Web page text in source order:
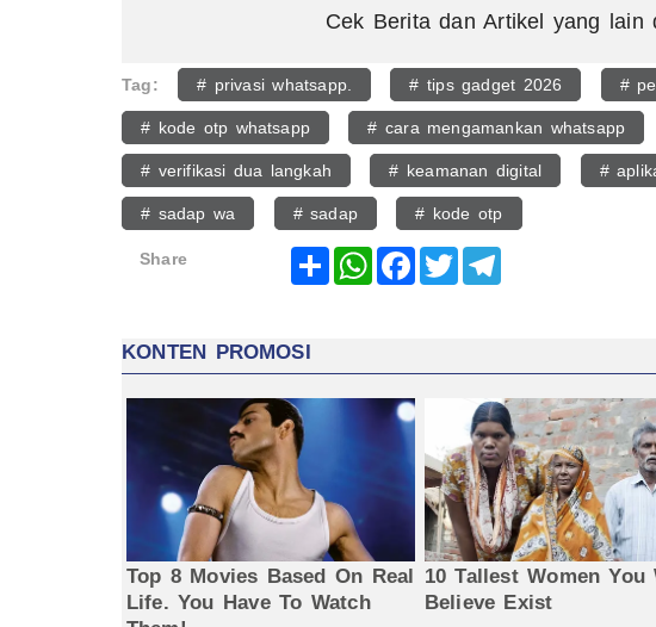
Cek Berita dan Artikel yang lain
Tag: # privasi whatsapp. # tips gadget 2026 #
# kode otp whatsapp # cara mengamankan whatsapp
# verifikasi dua langkah # keamanan digital #
# sadap wa # sadap # kode otp
Share Share WhatsAppFacebook
Twitter